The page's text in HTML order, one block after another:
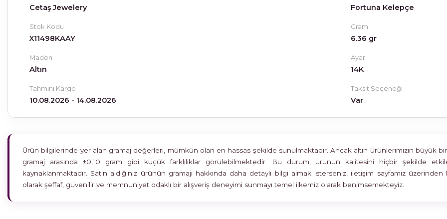
Cetaş Jewelery Fortuna Kelepçe
Stok Kodu
X11498KAAY
Gram
6.36 gr
Maden
Altın
Ayar
14K
Tahmini Kargo
10.08.2026 - 14.08.2026
Taksit Seçeneği
Var
Ürün bilgilerinde yer alan gramaj değerleri, mümkün olan en hassas şekilde sunulmaktadır. Ancak altın ürünlerimizin büyük
gramaj arasında ±0,10 gram gibi küçük farklılıklar görülebilmektedir. Bu durum, ürünün kalitesini hiçbir şekilde
kaynaklanmaktadır. Satın aldığınız ürünün gramajı hakkında daha detaylı bilgi almak isterseniz, iletişim sayfamız
olarak şeffaf, güvenilir ve memnuniyet odaklı bir alışveriş deneyimi sunmayı temel ilkemiz olarak benimsemekteyiz.